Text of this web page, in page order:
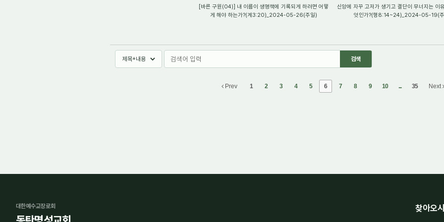
[바른 구원(04)] 내 이름이 생명책에 기록되게 하려면 어떻
게 해야 하는가?(계3:20)_2024-05-26(주일)
신앙에 자꾸 고저가 생기고 결단이 무너지는 이
엇인가?(행8:14~24)_2024-05-19(
Prev 1 2 3 4 5 6 7 8 9 10 ... 35 Next
대한예수교장로회 찾아오